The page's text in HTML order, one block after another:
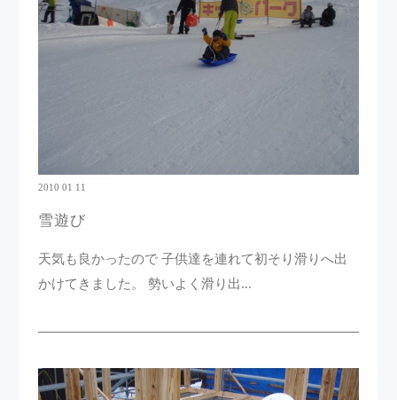
2010 01 11
雪遊び
天気も良かったので 子供達を連れて初そり滑りへ出
かけてきました。 勢いよく滑り出...